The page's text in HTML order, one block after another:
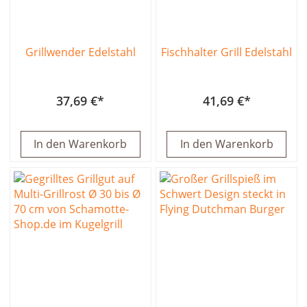
Grillwender Edelstahl
37,69 €
In den Warenkorb
Fischhalter Grill Edelstahl
41,69 €
In den Warenkorb